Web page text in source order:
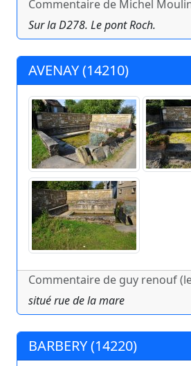
Commentaire de Michel
Sur la D278. Le pont Roch.
AVENAY (14210)
Commentaire de guy renouf
situé rue de la mare
BARBERY (14220)